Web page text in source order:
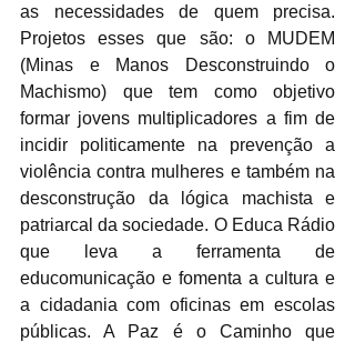
as necessidades de quem precisa.
Projetos esses que são: o MUDEM
(Minas e Manos Desconstruindo o
Machismo) que tem como objetivo
formar jovens multiplicadores a fim de
incidir politicamente na prevenção a
violência contra mulheres e também na
desconstrução da lógica machista e
patriarcal da sociedade. O Educa Rádio
que leva a ferramenta de
educomunicação e fomenta a cultura e
a cidadania com oficinas em escolas
públicas. A Paz é o Caminho que